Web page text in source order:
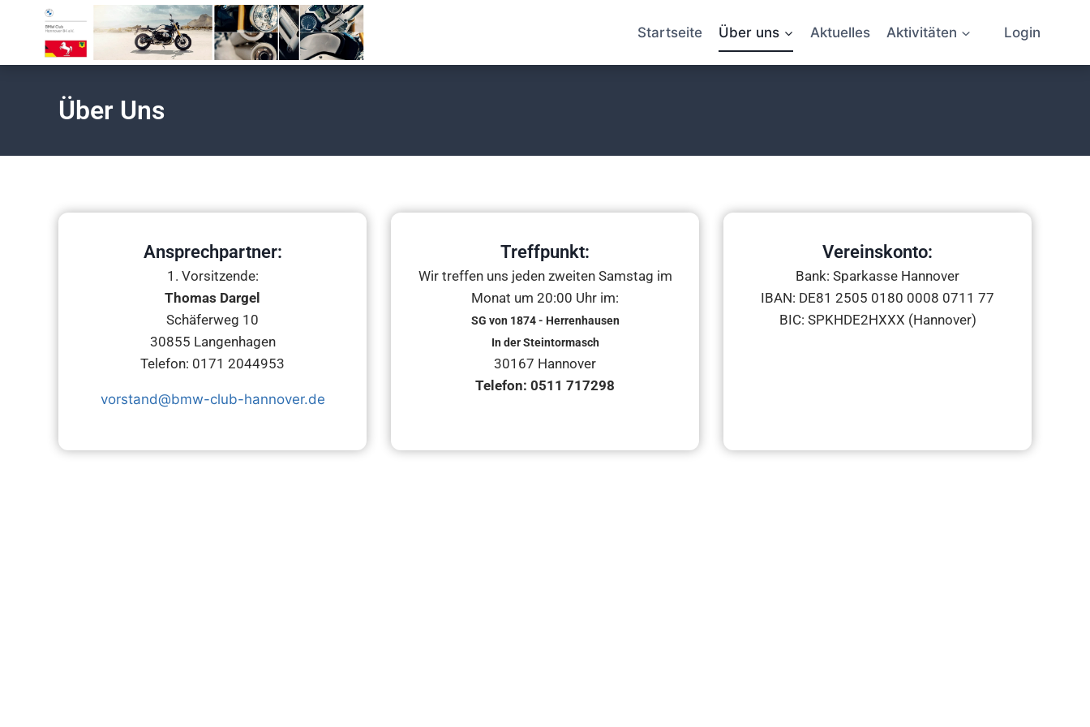
Startseite Über uns Aktuelles Aktivitäten Login
Über Uns
Ansprechpartner:
1. Vorsitzende:
Thomas Dargel
Schäferweg 10
30855 Langenhagen
Telefon: 0171 2044953
vorstand@bmw-club-hannover.de
Treffpunkt:
Wir treffen uns jeden zweiten Samstag im
Monat um 20:00 Uhr im:
SG von 1874 - Herrenhausen
In der Steintormasch
30167 Hannover
Telefon: 0511 717298
Vereinskonto:
Bank: Sparkasse Hannover
IBAN: DE81 2505 0180 0008 0711 77
BIC: SPKHDE2HXXX (Hannover)